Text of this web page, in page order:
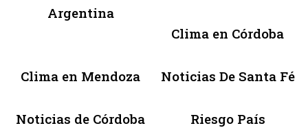
Argentina
Clima en Córdoba
Clima en Mendoza Noticias De Santa Fé
Noticias de Córdoba Riesgo País